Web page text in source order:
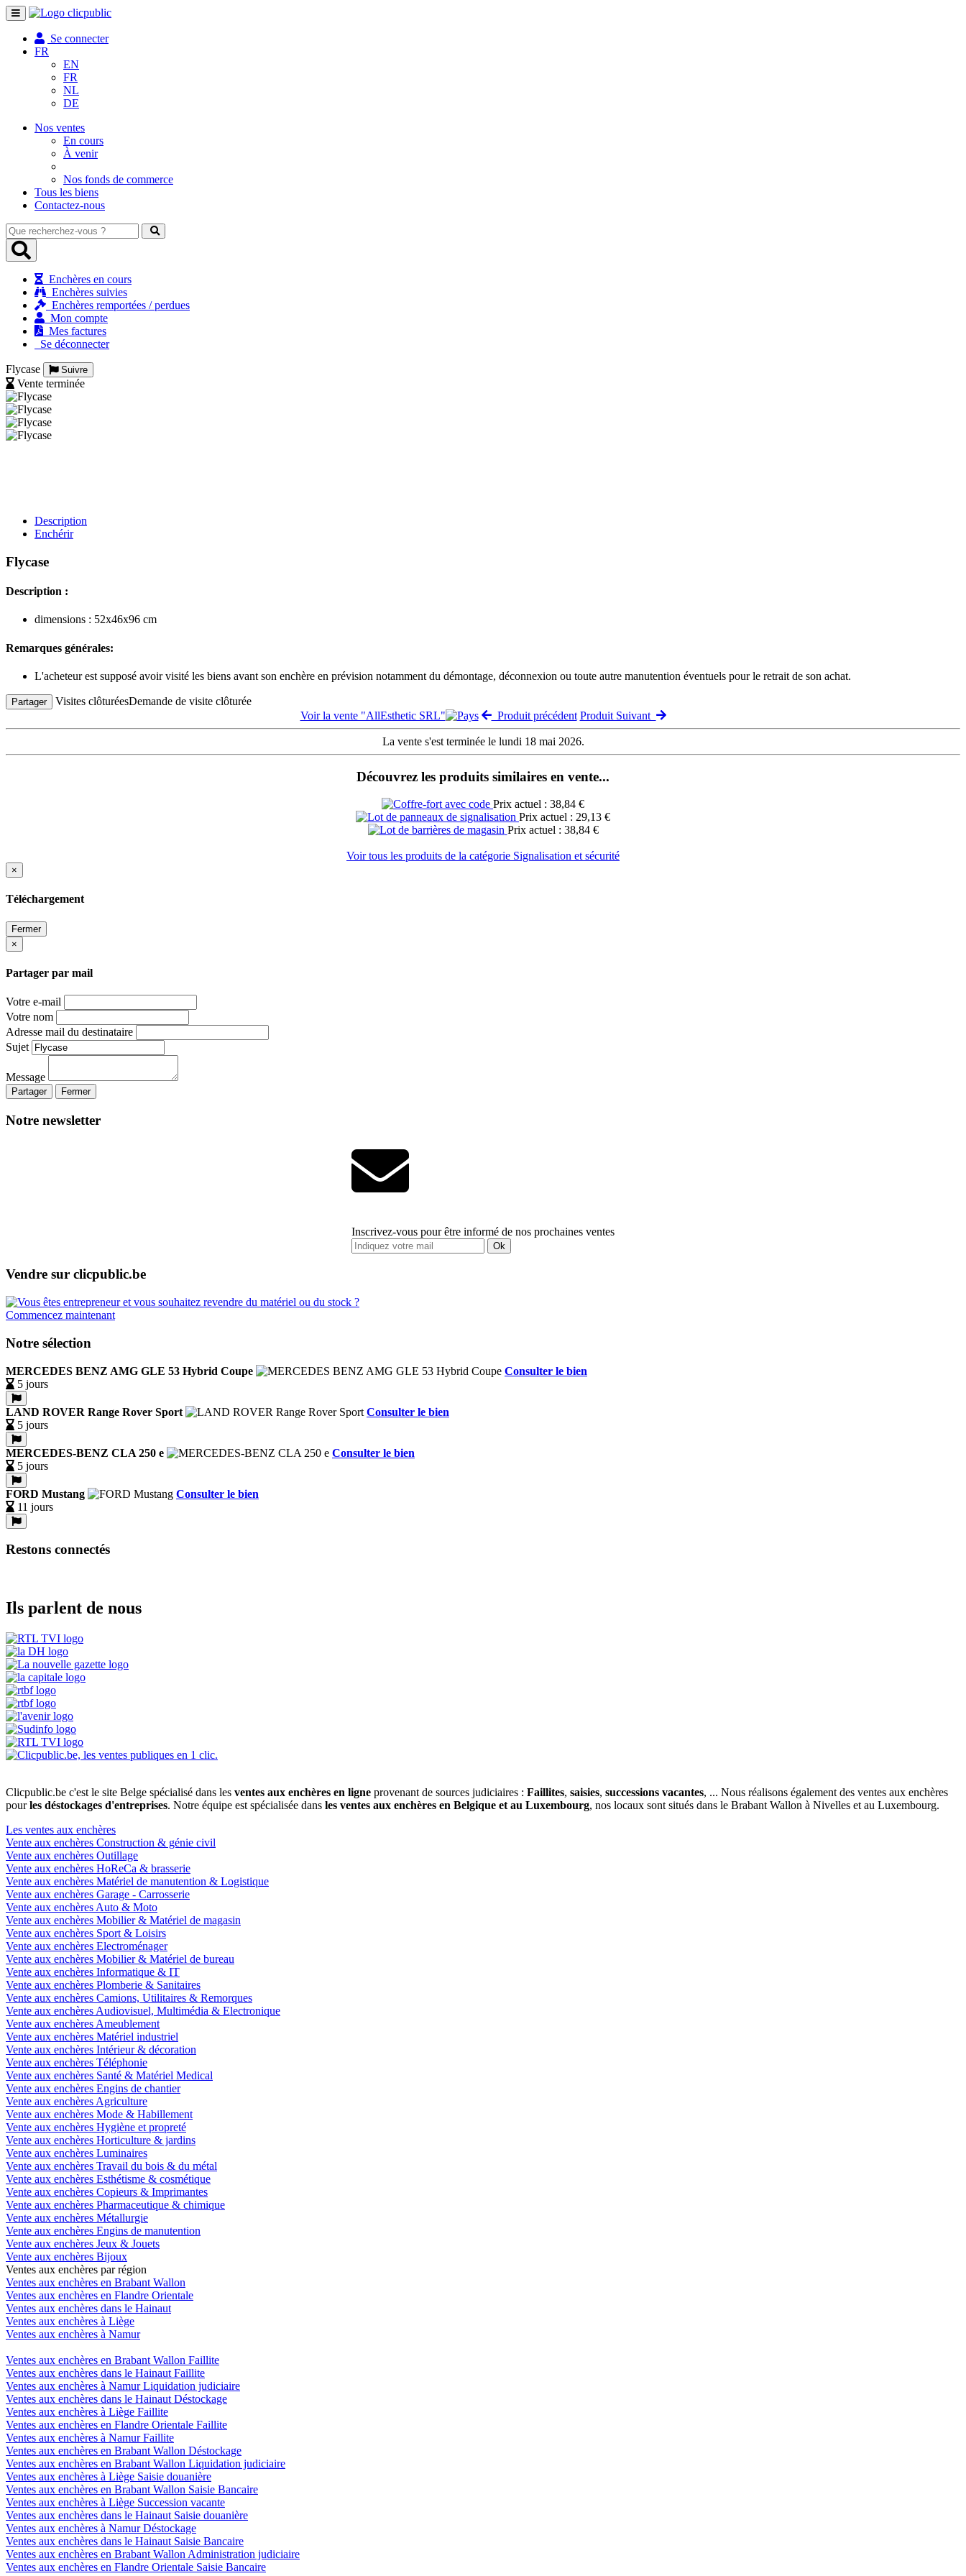
Toggle
navigation
Se connecter
FR
EN
FR
NL
DE
Nos ventes
En cours
À venir
Nos fonds de commerce
Tous les biens
Contactez-nous
Que
recherchez-
vous
Enchères en cours
Enchères suivies
Enchères remportées / perdues
Mon compte
Mes factures
Se déconnecter
Flycase Suivre
Vente terminée
Description
Enchérir
Flycase
Description :
dimensions : 52x46x96 cm
Remarques générales:
L'acheteur est supposé avoir visité les biens avant son enchère en prévision notamment du démontage, déconnexion ou toute autre manutention éventuels pour le retrait de son achat.
Partager Visites clôturéesDemande de visite clôturée
Voir la vente "AllEsthetic SRL"
Produit précédent Produit Suivant
La vente s'est terminée le lundi 18 mai 2026.
Découvrez les produits similaires en vente...
Prix actuel : 38,84 €
Prix actuel : 29,13 €
Prix actuel : 38,84 €
Voir tous les produits de la catégorie Signalisation et sécurité
×
Téléchargement
Fermer
×
Partager par mail
Votre e-mail
Votre nom
Adresse mail du destinataire
Sujet
Message
Partager Fermer
Notre newsletter
Inscrivez-vous pour être informé de nos prochaines ventes
Ok
Vendre sur clicpublic.be
Commencez maintenant
Notre sélection
MERCEDES BENZ AMG GLE 53 Hybrid Coupe
Consulter le bien
5 jours
LAND ROVER Range Rover Sport
Consulter le bien
5 jours
MERCEDES-BENZ CLA 250 e
Consulter le bien
5 jours
FORD Mustang
Consulter le bien
11 jours
Restons connectés
Ils parlent de nous
Clicpublic.be c'est le site Belge spécialisé dans les ventes aux enchères en ligne provenant de sources judiciaires : Faillites, saisies, successions vacantes, ... Nous réalisons également des ventes aux enchères
pourles déstockages d'entreprises. Notre équipe est spécialisée dans les ventes aux enchères en Belgique et au Luxembourg, nos locaux sont situés dans le Brabant Wallon à Nivelles et au Luxembourg.
Les ventes aux enchères
Vente aux enchères Construction & génie civil
Vente aux enchères Outillage
Vente aux enchères HoReCa & brasserie
Vente aux enchères Matériel de manutention & Logistique
Vente aux enchères Garage - Carrosserie
Vente aux enchères Auto & Moto
Vente aux enchères Mobilier & Matériel de magasin
Vente aux enchères Sport & Loisirs
Vente aux enchères Electroménager
Vente aux enchères Mobilier & Matériel de bureau
Vente aux enchères Informatique & IT
Vente aux enchères Plomberie & Sanitaires
Vente aux enchères Camions, Utilitaires & Remorques
Vente aux enchères Audiovisuel, Multimédia & Electronique
Vente aux enchères Ameublement
Vente aux enchères Matériel industriel
Vente aux enchères Intérieur & décoration
Vente aux enchères Téléphonie
Vente aux enchères Santé & Matériel Medical
Vente aux enchères Engins de chantier
Vente aux enchères Agriculture
Vente aux enchères Mode & Habillement
Vente aux enchères Hygiène et propreté
Vente aux enchères Horticulture & jardins
Vente aux enchères Luminaires
Vente aux enchères Travail du bois & du métal
Vente aux enchères Esthétisme & cosmétique
Vente aux enchères Copieurs & Imprimantes
Vente aux enchères Pharmaceutique & chimique
Vente aux enchères Métallurgie
Vente aux enchères Engins de manutention
Vente aux enchères Jeux & Jouets
Vente aux enchères Bijoux
Ventes aux enchères par région
Ventes aux enchères en Brabant Wallon
Ventes aux enchères en Flandre Orientale
Ventes aux enchères dans le Hainaut
Ventes aux enchères à Liège
Ventes aux enchères à Namur
Ventes aux enchères en Brabant Wallon Faillite
Ventes aux enchères dans le Hainaut Faillite
Ventes aux enchères à Namur Liquidation judiciaire
Ventes aux enchères dans le Hainaut Déstockage
Ventes aux enchères à Liège Faillite
Ventes aux enchères en Flandre Orientale Faillite
Ventes aux enchères à Namur Faillite
Ventes aux enchères en Brabant Wallon Déstockage
Ventes aux enchères en Brabant Wallon Liquidation judiciaire
Ventes aux enchères à Liège Saisie douanière
Ventes aux enchères en Brabant Wallon Saisie Bancaire
Ventes aux enchères à Liège Succession vacante
Ventes aux enchères dans le Hainaut Saisie douanière
Ventes aux enchères à Namur Déstockage
Ventes aux enchères dans le Hainaut Saisie Bancaire
Ventes aux enchères en Brabant Wallon Administration judiciaire
Ventes aux enchères en Flandre Orientale Saisie Bancaire